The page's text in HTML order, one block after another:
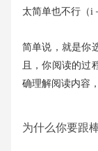
太简单也不行（i
简单说，就是你
且，你阅读的过
确理解阅读内容
为什么你要跟